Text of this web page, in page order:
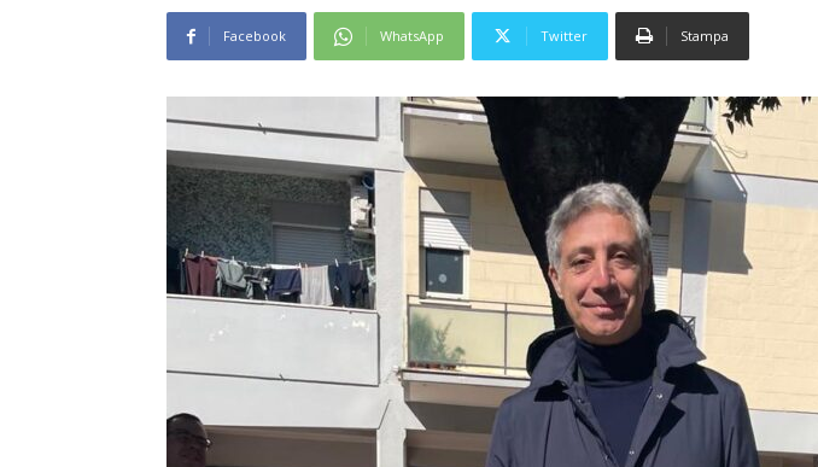
Facebook WhatsApp Twitter Stampa